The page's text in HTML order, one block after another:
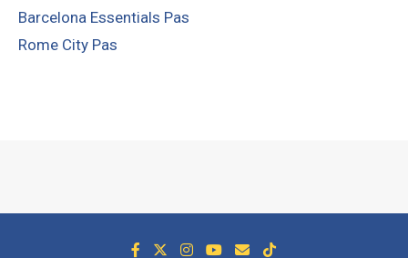
Barcelona Essentials Pas
Rome City Pas